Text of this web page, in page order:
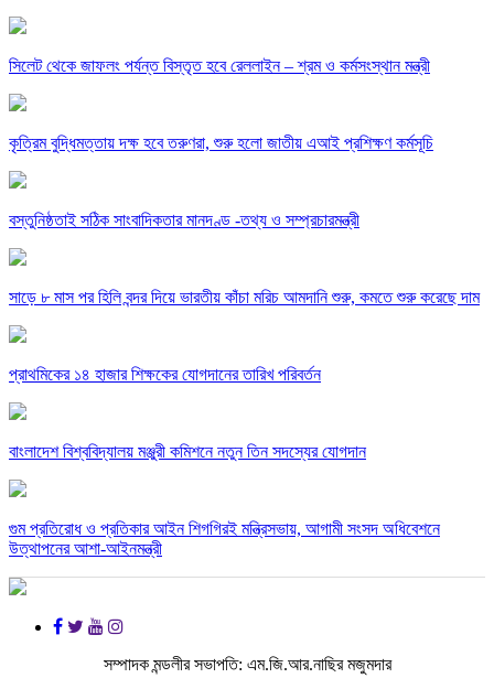
সিলেট থেকে জাফলং পর্যন্ত বিস্তৃত হবে রেললাইন – শ্রম ও কর্মসংস্থান মন্ত্রী
কৃত্রিম বুদ্ধিমত্তায় দক্ষ হবে তরুণরা, শুরু হলো জাতীয় এআই প্রশিক্ষণ কর্মসূচি
বস্তুনিষ্ঠতাই সঠিক সাংবাদিকতার মানদণ্ড -তথ্য ও সম্প্রচারমন্ত্রী
সাড়ে ৮ মাস পর হিলি বন্দর দিয়ে ভারতীয় কাঁচা মরিচ আমদানি শুরু, কমতে শুরু করেছে দাম
প্রাথমিকের ১৪ হাজার শিক্ষকের যোগদানের তারিখ পরিবর্তন
বাংলাদেশ বিশ্ববিদ্যালয় মঞ্জুরী কমিশনে নতুন তিন সদস্যের যোগদান
গুম প্রতিরোধ ও প্রতিকার আইন শিগগিরই মন্ত্রিসভায়, আগামী সংসদ অধিবেশনে
উত্থাপনের আশা-আইনমন্ত্রী
সম্পাদক মন্ডলীর সভাপতি: এম.জি.আর.নাছির মজুমদার